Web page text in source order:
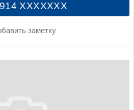
XXXXXXX
заметку